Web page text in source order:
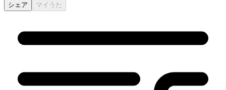
シェア マイうた